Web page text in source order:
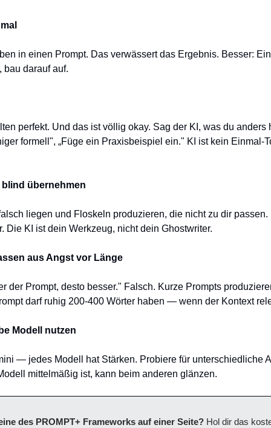
in einen Prompt. Das verwässert das Ergebnis. Besser:
bau darauf auf.
perfekt. Und das ist völlig okay. Sag der KI, was du anders
formell", „Füge ein Praxisbeispiel ein." KI ist kein Einmal-
übernehmen
liegen und Floskeln produzieren, die nicht zu dir
Die KI ist dein Werkzeug, nicht dein Ghostwriter.
aus Angst vor Länge
der Prompt, desto besser." Falsch. Kurze Prompts
darf ruhig 200-400 Wörter haben — wenn der Kontext
Modell nutzen
— jedes Modell hat Stärken. Probiere für unterschiedliche
mittelmäßig ist, kann beim anderen glänzen.
des PROMPT+ Frameworks auf einer Seite? Hol dir das